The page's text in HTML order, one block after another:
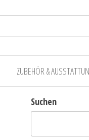
ZUBEHÖR &
Suchen